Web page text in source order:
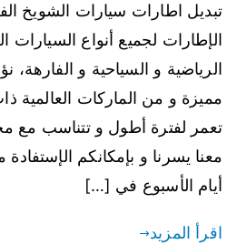
تبديل اطارات سيارات الشويخ
الإطارات لجميع أنواع السيارات
الرياضية و السياحية و
مميزة و من الماركات العالمية
تعمر لفترة أطول و تتناسب مع
معنا يسرنا و بإمكانكم
أيام الأسبوع في […]
اقرأ المزيد